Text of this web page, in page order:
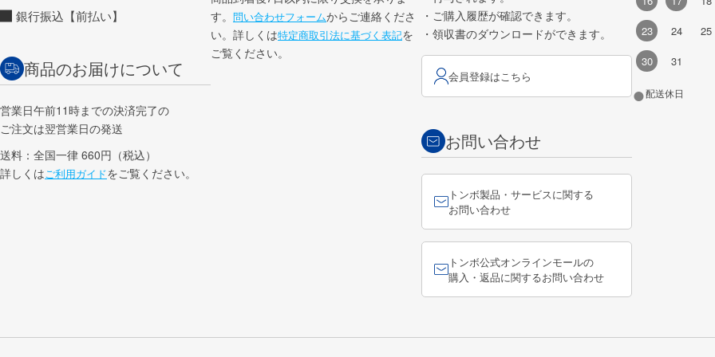
銀行振込【前払い】
商品のお届けについて
営業日午前11時までの決済完了の
ご注文は翌営業日の発送
送料：全国一律 660円（税込）
詳しくはご利用ガイドをご覧ください。
す。 問い合わせフォームからご連絡くださ
い。詳しくは特定商取引法に基づく表記を
ご覧ください。
・ご購入履歴が確認できます。
・領収書のダウンロードができます。
会員登録はこちら
お問い合わせ
トンボ製品・サービスに関する
お問い合わせ
トンボ公式オンラインモールの
購入・返品に関するお問い合わせ
23
24 25
30
31
●配送休日